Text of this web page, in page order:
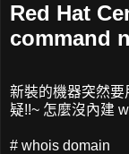
Red Hat
command
新裝的機器突然
疑!!~ 怎麼沒內建
# whois domain